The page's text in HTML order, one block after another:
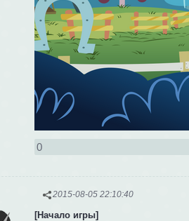
0
2015-08-05 22:10:40
[Начало игры]